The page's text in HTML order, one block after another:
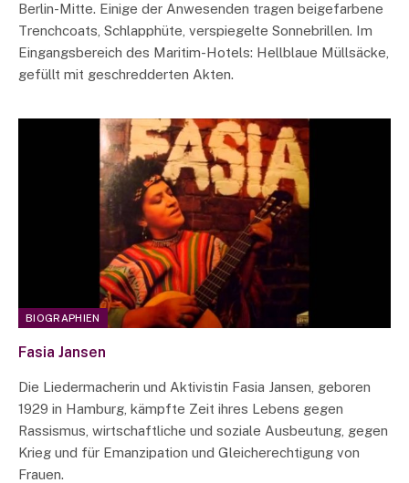
Berlin-Mitte. Einige der Anwesenden tragen beigefarbene
Trenchcoats, Schlapphüte, verspiegelte Sonnebrillen. Im
Eingangsbereich des Maritim-Hotels: Hellblaue Müllsäcke,
gefüllt mit geschredderten Akten.
BIOGRAPHIEN
Fasia Jansen
Die Liedermacherin und Aktivistin Fasia Jansen, geboren
1929 in Hamburg, kämpfte Zeit ihres Lebens gegen
Rassismus, wirtschaftliche und soziale Ausbeutung, gegen
Krieg und für Emanzipation und Gleicherechtigung von
Frauen.